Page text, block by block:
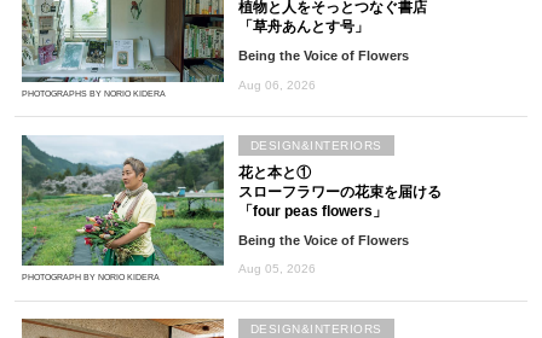
PHOTOGRAPHS BY NORIO KIDERA
植物と人をそっとつなぐ書店
「草舟あんとす号」
Being the Voice of Flowers
Aug 06, 2026
PHOTOGRAPH BY NORIO KIDERA
花と本と①
スローフラワーの花束を届ける
「four peas flowers」
Being the Voice of Flowers
Aug 05, 2026
DESIGN&INTERIORS
DESIGN&INTERIORS